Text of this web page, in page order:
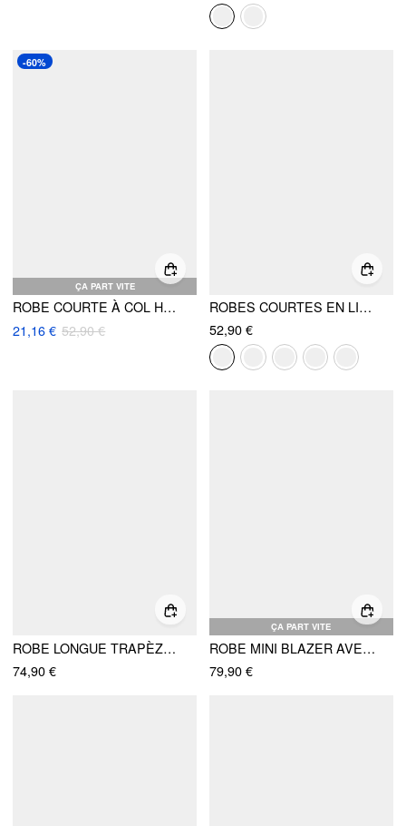
ÇA PART VITE
-60%
ROBE COURTE À COL HALTER, DOUBLE BOUTONNAGE ET PLIS
21,16 € 52,90 €
ROBES COURTES EN LIN V-NEZ BOUTONS ET LIEN DANS LE DOS
52,90 €
ROBE LONGUE TRAPÈZE PEPLUM À COL CARRÉ ET BLOC DE COULEURS, CEINTURE INCLUSE
74,90 €
ÇA PART VITE
ROBE MINI BLAZER AVEC DÉTAILS MÉTALLIQUES ET PLIS
79,90 €